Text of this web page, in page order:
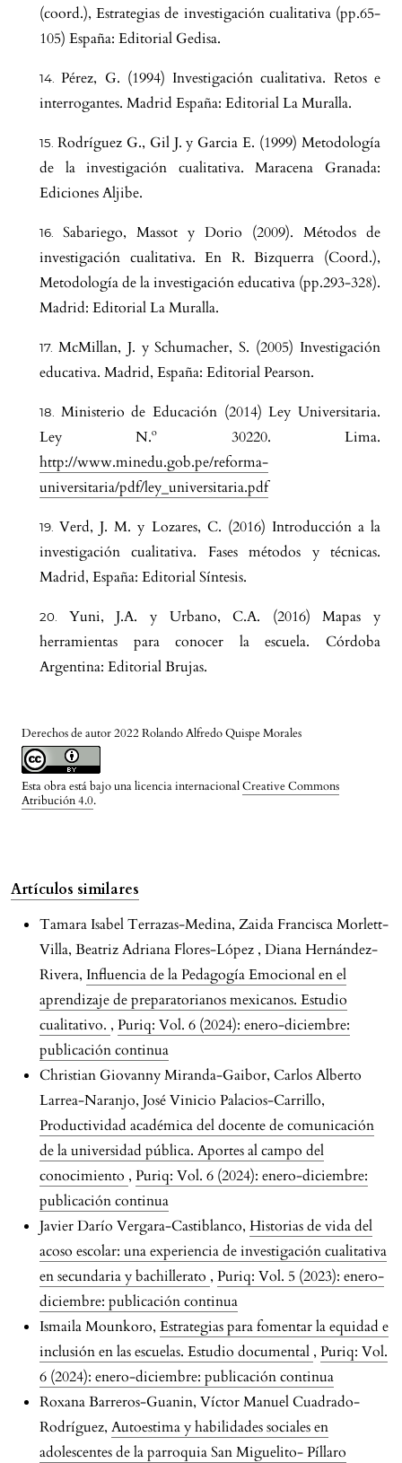
Derechos de autor 2022 Rolando Alfredo Quispe Morales
Esta obra está bajo una licencia internacionalCreative Commons
Atribución 4.0.
(coord.), Estrategias de investigación cualitativa (pp.65-
105) España: Editorial Gedisa.
Pérez, G. (1994) Investigación cualitativa. Retos e
interrogantes. Madrid España: Editorial La Muralla.
Rodríguez G., Gil J. y Garcia E. (1999) Metodología
de la investigación cualitativa. Maracena Granada:
Ediciones Aljibe.
Sabariego, Massot y Dorio (2009). Métodos de
investigación cualitativa. En R. Bizquerra (Coord.),
Metodología de la investigación educativa (pp.293-328).
Madrid: Editorial La Muralla.
McMillan, J. y Schumacher, S. (2005) Investigación
educativa. Madrid, España: Editorial Pearson.
Ministerio de Educación (2014) Ley Universitaria.
Ley N.º 30220. Lima.
http://www.minedu.gob.pe/reforma-
universitaria/pdf/ley_universitaria.pdf
Verd, J. M. y Lozares, C. (2016) Introducción a la
investigación cualitativa. Fases métodos y técnicas.
Madrid, España: Editorial Síntesis.
Yuni, J.A. y Urbano, C.A. (2016) Mapas y
herramientas para conocer la escuela. Córdoba
Argentina: Editorial Brujas.
Artículos similares
Tamara Isabel Terrazas-Medina, Zaida Francisca Morlett-
Villa, Beatriz Adriana Flores-López , Diana Hernández-
Rivera, Influencia de la Pedagogía Emocional en el
aprendizaje de preparatorianos mexicanos. Estudio
cualitativo. , Puriq: Vol. 6 (2024): enero-diciembre:
publicación continua
Christian Giovanny Miranda-Gaibor, Carlos Alberto
Larrea-Naranjo, José Vinicio Palacios-Carrillo,
Productividad académica del docente de comunicación
de la universidad pública. Aportes al campo del
conocimiento , Puriq: Vol. 6 (2024): enero-diciembre:
publicación continua
Javier Darío Vergara-Castiblanco, Historias de vida del
acoso escolar: una experiencia de investigación cualitativa
en secundaria y bachillerato , Puriq: Vol. 5 (2023): enero-
diciembre: publicación continua
Ismaila Mounkoro, Estrategias para fomentar la equidad e
inclusión en las escuelas. Estudio documental , Puriq: Vol.
6 (2024): enero-diciembre: publicación continua
Roxana Barreros-Guanin, Víctor Manuel Cuadrado-
Rodríguez, Autoestima y habilidades sociales en
adolescentes de la parroquia San Miguelito- Píllaro